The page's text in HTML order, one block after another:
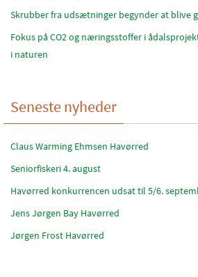
Skrubber fra udsætninger begynder at blive
Fokus på CO2 og næringsstoffer i
i naturen
Seneste nyheder
Claus Warming Ehmsen Havørred
Seniorfiskeri 4. august
Havørred konkurrencen udsat til 5/6.
Jens Jørgen Bay Havørred
Jørgen Frost Havørred